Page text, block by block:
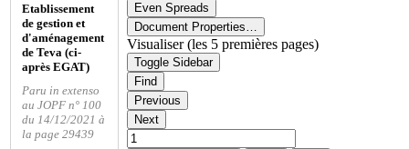
Etablissement
de gestion et
d'aménagement
de Teva (ci-
après EGAT)
Paru in extenso
au JOPF n° 100
du 14/12/2021 à
la page 29439
Even Spreads
Document Properties…
Visualiser (les 5 premières pages)
Toggle Sidebar
Find
Previous
Next